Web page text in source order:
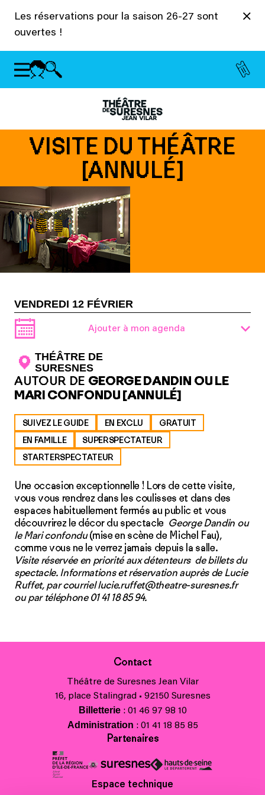
Les réservations pour la saison 26-27 sont
ouvertes !
VISITE DU THÉÂTRE
[ANNULÉ]
VENDREDI 12 FÉVRIER
Ajouter à mon agenda
THÉÂTRE DE
SURESNES
AUTOUR DE GEORGE DANDIN OU LE
MARI CONFONDU [ANNULÉ]
SUIVEZ LE GUIDE EN EXCLU
GRATUIT
EN FAMILLE
SUPERSPECTATEUR
STARTERSPECTATEUR
Une occasion exceptionnelle ! Lors de cette visite,
vous vous rendrez dans les coulisses et dans des
espaces habituellement fermés au public et vous
découvrirez le décor du spectacle George Dandin ou
le Mari confondu(mise en scène de Michel Fau),
comme vous ne le verrez jamais depuis la salle.
Visite réservée en priorité aux détenteurs de billets du
spectacle. Informations et réservation auprès de Lucie
Ruffet, par courriel lucie.ruffet@theatre-suresnes.fr
ou par téléphone 01 41 18 85 94.
Contact
Théâtre de Suresnes Jean Vilar
16, place Stalingrad • 92150 Suresnes
Billetterie: 01 46 97 98 10
Administration : 01 41 18 85 85
Partenaires
Espace technique